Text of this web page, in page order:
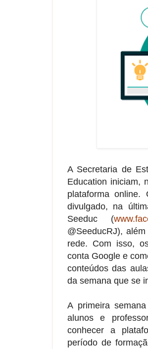
A Secretaria de
Education iniciam,
plataforma
divulgado, na
Seeduc (
@SeeducRJ),
rede. Com isso,
conta Google e
conteúdos das
da semana que se
A primeira
alunos e
conhecer a
período de